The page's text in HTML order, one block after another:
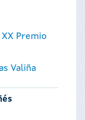
Premio
Valiña